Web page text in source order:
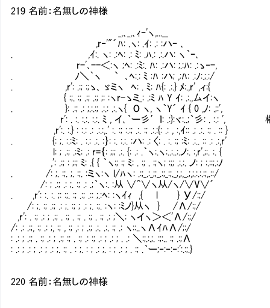
219 名前：名無しの神様
_,､_,､ｨｰ'ヽ,...__
,r‐'"´ﾊ: .ヽ: .ｲ: .: :ハｰ ､
. ,ｲ:. ヽ: .:ﾍ: .: ﾐ: .ﾊ.: .:.ハ: ヽ｀ｰ､
r-'､--＜:ヽ ;ﾍ: .:ﾐ:. ﾊ: .:ハ: ;.:ﾊ: .:ゝ‐-,
. ﾉ＼｀ヽ ` ､ﾍ:.: ﾐ :ﾊ :ハ; ,:ﾊ: .:ﾉ:.;.:/
. ,r': .:; :;ゝ､ ゞミヽ ﾍ: . ﾐ: ﾊ{: .:.} ﾒ:.,r' ,ィ:{
{ :;. :; .:; .:; ;: :ヽr-ゝミ_: .:ﾐ ﾊ Y ｲ: .:.,厶イ:ヽ
. }: .:; .: ;.:.:; .:.: .:.ヽ{ O ヽ, ヽ｀Y´ ｲ { 0 ,ﾉ: .;:',
r': . :. :.:. :.:. ﾐ , イ､｀ー彡′ｌ: .:}:ヾ:..;｀彡: . :.: ', 権能テ
,r':. :.} : :.: .: .:.:,.' :. :; :.:; .:. :; .:.:{: .: , :,ｲ:: .; .:. :; . :: }
. {: ;. :.:ﾐ: . :.: .:. :｝: :. :.:. :ハ: .: 〈: . :. :; :ﾐ: .:.. :: .: .:,r'
l: ; .:; .:ﾐ: .: r=｛: ;;; .:. {: .: .｀ヽ:.ヽ:..:..:.ノ:. :,r'.;:. :. {
,': .:; : ;:; ﾐ: .{ { ｀ヽ:; :; ﾐ: . :; . :;ヽ; :;; .:.:. ノ: ; :.::;.:ﾉ
. /: ;. :;. ;. :;. :ミヽ:ヽ l/ﾊヽ: .:;_.:_;;_.:;_:;._;,;,_.;,;.:.:.:;,.::/
/: ; .:; .: ;. :; .: .;｀ヽ:. :从 ∨＾∨ヽ从/ヽ/∨V∨´
. ,r': :. :. ;: :;. :; .:; .:: ;.:ﾍ: :ヽｲｨ ,{ l } У/:;/
/: ;. :; .:; .: ;. :; ; .: ;. :;. :ヽ: :ﾐノ}从ヽ } /Λ/:;/
,r': . :; .: ; .:; . :; . :; . :; . :; .: ;＼: ヽイヽ＞＜'Λ/:;/
/: .: .:;, :; .: ;, :; , :; ,: ; .:; .:. .:. :; .: ヽ::..ヽΛｲﾊΛ/;:/
: .: ; .:; . :; .: ; .:; :; . :; .: :; .: ; .: ; . .: ＼:;.:.;. :;:.. :; .:;Λ
: .: ; .: ; .: ; .: ;. :; . : ;. : ; .: ;. : ; .: ; . :; .｀ー;‐:‐:‐:':.:;.}
220 名前：名無しの神様